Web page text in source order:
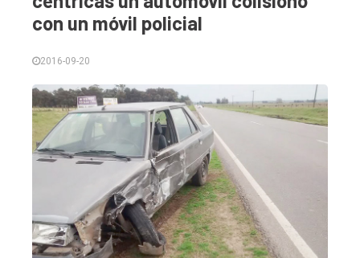
con un móvil policial
2016-09-20